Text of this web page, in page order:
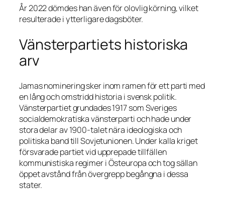
År 2022 dömdes han även för olovlig körning, vilket
resulterade i ytterligare dagsböter.
Vänsterpartiets historiska
arv
Jamas nominering sker inom ramen för ett parti med
en lång och omstridd historia i svensk politik.
Vänsterpartiet grundades 1917 som Sveriges
socialdemokratiska vänsterparti och hade under
stora delar av 1900-talet nära ideologiska och
politiska band till Sovjetunionen. Under kalla kriget
försvarade partiet vid upprepade tillfällen
kommunistiska regimer i Östeuropa och tog sällan
öppet avstånd från övergrepp begångna i dessa
stater.